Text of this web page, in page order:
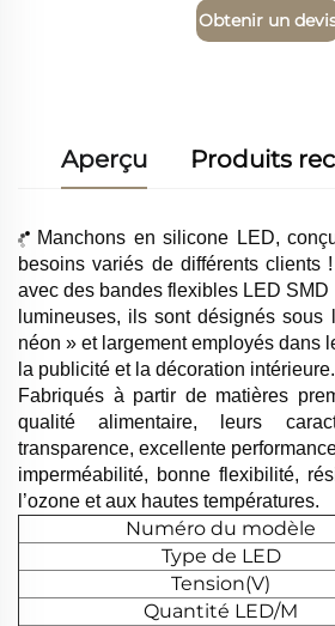
Obtenir un
Aperçu Produits
Manchons en silicone LED,
besoins variés de différents clients
avec des bandes flexibles LED SMD
lumineuses, ils sont désignés
néon » et largement employés dans
la publicité et la décoration intérieure.
Fabriqués à partir de matières
qualité alimentaire, leurs
transparence, excellente
imperméabilité, bonne flexibilité,
l’ozone et aux hautes températures.
Numéro du modèle
Type de LED
Tension(V)
Quantité LED/M